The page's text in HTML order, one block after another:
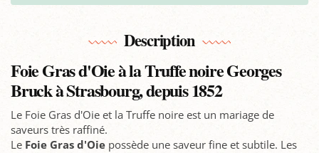
Description
Foie Gras d'Oie à la Truffe noire Georges
Bruck à Strasbourg, depuis 1852
Le Foie Gras d'Oie et la Truffe noire est un mariage de
saveurs très raffiné.
Le Foie Gras d'Oie possède une saveur fine et subtile. Les